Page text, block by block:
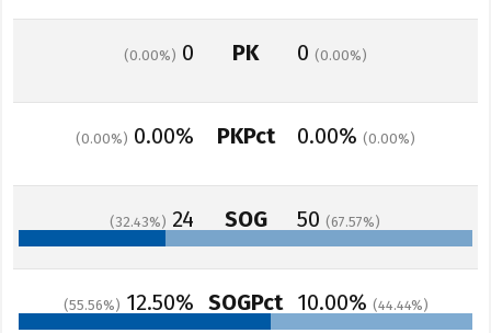
0.00 0 PK 0 0.00
0.00 0.00% PKPct 0.00% 0.00
32.43 24 SOG 50 67.57
55.56 12.50% SOGPct 10.00% 44.44